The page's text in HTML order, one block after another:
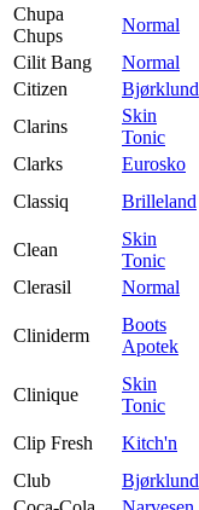
Chupa
Chups
Normal
Cilit Bang
Normal
Citizen
Bjørklund
Clarins
Skin
Tonic
Clarks
Eurosko
Classiq
Brilleland
Clean
Skin
Tonic
Clerasil
Normal
Cliniderm
Boots
Apotek
Clinique
Skin
Tonic
Clip Fresh
Kitch'n
Club
Bjørklund